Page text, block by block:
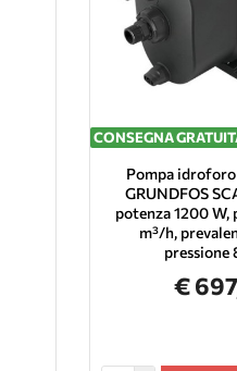
CONSEGNA
Pompa
GRUNDFOS
potenza 1200 W,
m³/h,
pressione
€